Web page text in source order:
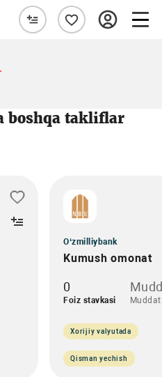
boshqa takliflar
O‘zmilliybank
Kumush omonat
0
Foiz stavkasi
Xorijiy valyutada
Qisman yechish